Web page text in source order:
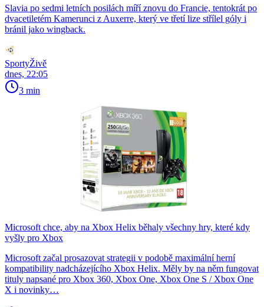
Slavia po sedmi letních posilách míří znovu do Francie, tentokrát po
dvacetiletém Kamerunci z Auxerre, který ve třetí lize střílel góly i
bránil jako wingback.
SportyŽivě
dnes, 22:05
3 min
Microsoft chce, aby na Xbox Helix běhaly všechny hry, které kdy
vyšly pro Xbox
Microsoft začal prosazovat strategii v podobě maximální herní
kompatibility nadcházejícího Xbox Helix. Měly by na něm fungovat
tituly napsané pro Xbox 360, Xbox One, Xbox One S / Xbox One
X i novinky…